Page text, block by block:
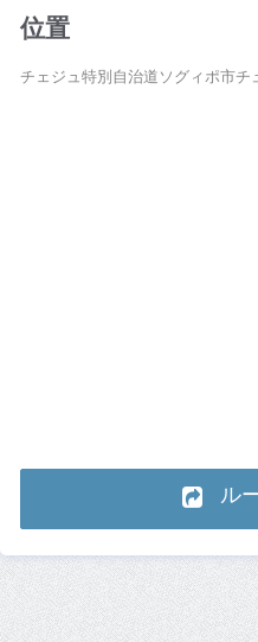
位置
チェジュ特別自治道ソグィポ市チ
ル